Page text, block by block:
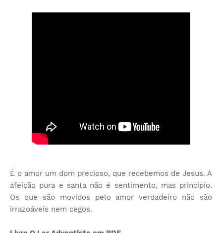
É o amor um dom precioso, que recebemos de Jesus. A
afeição pura e santa não é sentimento, mas princípio.
Os que são movidos pelo amor verdadeiro não são
irrazoáveis nem cegos.